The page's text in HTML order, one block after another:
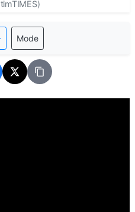
Mode